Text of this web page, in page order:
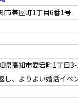
帯屋町1丁目6番1号
高知市愛宕町1丁目
し、よりよい婚活イベ